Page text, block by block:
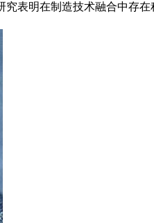
表明在制造技术融合中存在